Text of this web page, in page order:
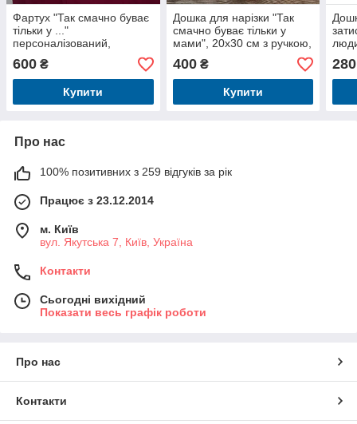
Фартух "Так смачно буває
тільки у ..."
персоналізований,
бургунді
600 ₴
Купити
Дошка для нарізки "Так
смачно буває тільки у
мами", 20х30 см з ручкою,
українська
400₴
Купити
280
Про нас
100% позитивних з 259 відгуків за рік
Працює з 23.12.2014
м. Київ
вул. Якутська 7, Київ, Україна
Контакти
Сьогодні вихідний
Показати весь графік роботи
Про нас
Контакти